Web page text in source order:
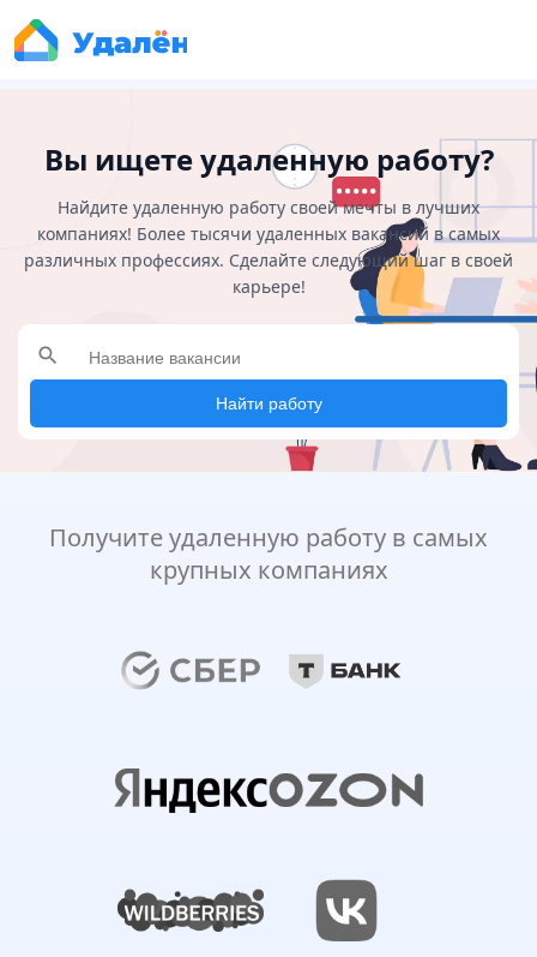
Вы ищете удаленную работу?
Найдите удаленную работу своей мечты в лучших
компаниях! Более тысячи удаленных вакансий в самых
различных профессиях. Сделайте следующий шаг в своей
карьере!
search
Найти работу
Получите удаленную работу в самых
крупных компаниях